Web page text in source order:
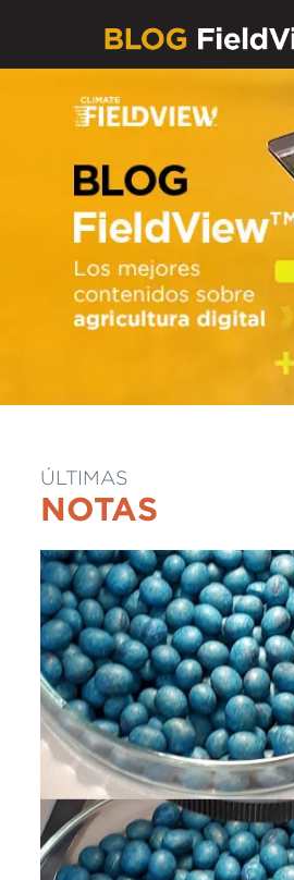
ÚLTIMAS
NOTAS